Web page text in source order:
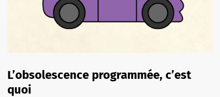
L’obsolescence programmée, c’est
quoi